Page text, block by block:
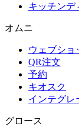
キッチンデ
オムニ
ウェブショ
QR注文
予約
キオスク
インテグレ
グロース